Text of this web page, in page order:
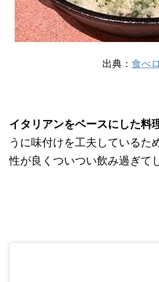
出典： 食べ
イタリアンをベースにした料
うに味付けを工夫しているた
性が良くついつい飲み過ぎて